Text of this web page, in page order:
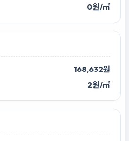
0원/㎡
168,632원
2원/㎡